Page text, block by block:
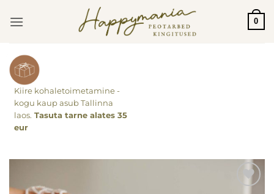
0
Kiire kohaletoimetamine -
kogu kaup asub Tallinna
laos. Tasuta tarne alates 35
eur